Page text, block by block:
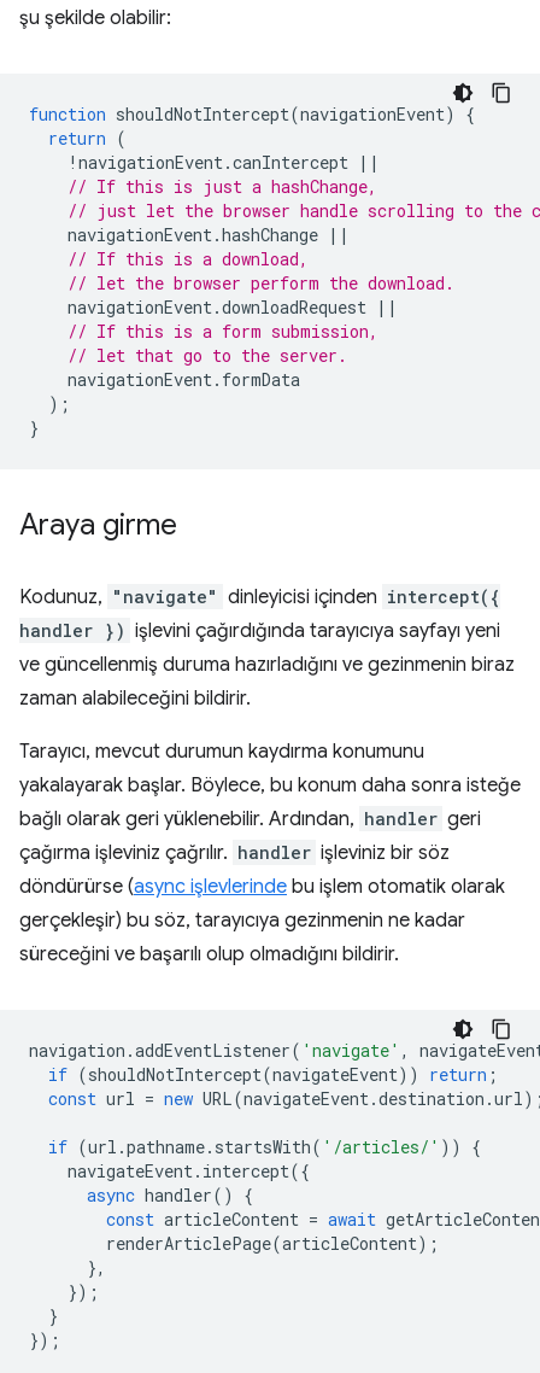
şu şekilde olabilir:
function shouldNotIntercept(navigationEvent)
{
return (
! navigationEvent.canIntercept ||
// If this is just a hashChange,
// just let the browser handle scrolling to the
navigationEvent.hashChange ||
// If this is a download,
// let the browser perform the download.
navigationEvent.downloadRequest ||
// If this is a form submission,
// let that go to the server.
navigationEvent. formData
);
}
Araya girme
Kodunuz, "navigate" dinleyicisi içinden intercept({
handler }) işlevini çağırdığında tarayıcıya sayfayı yeni
ve güncellenmiş duruma hazırladığını ve gezinmenin biraz
zaman alabileceğini bildirir.
Tarayıcı, mevcut durumun kaydırma konumunu
yakalayarak başlar. Böylece, bu konum daha sonra isteğe
bağlı olarak geri yüklenebilir. Ardından, handler geri
çağırma işleviniz çağrılır. handler işleviniz bir söz
döndürürse (async işlevlerinde bu işlem otomatik olarak
gerçekleşir) bu söz, tarayıcıya gezinmenin ne kadar
süreceğini ve başarılı olup olmadığını bildirir.
navigation .addEventListener( 'navigate' ,
if (shouldNotIntercept(navigateEvent)) return ;
const url = new URL(navigateEvent.destination .url
if (url .pathname. startsWith( '/articles/' ))
{
navigateEvent. intercept({
async handler()
{
const articleContent = await
renderArticlePage(articleContent);
},
});
}
});